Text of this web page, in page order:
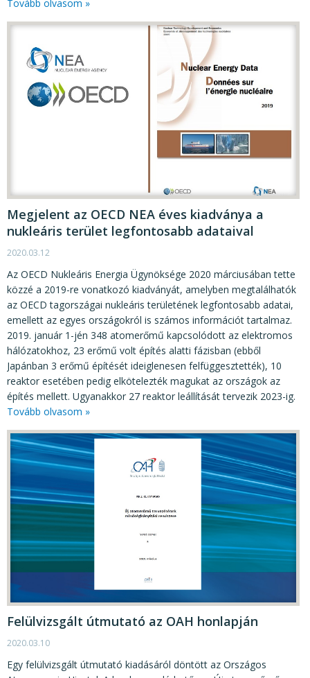
Tovább olvasom »
Megjelent az OECD NEA éves kiadványa a
nukleáris terület legfontosabb adataival
2020.03.12
Az OECD Nukleáris Energia Ügynöksége 2020 márciusában tette
közzé a 2019-re vonatkozó kiadványát, amelyben megtalálhatók
az OECD tagországai nukleáris területének legfontosabb adatai,
emellett az egyes országokról is számos információt tartalmaz.
2019. január 1-jén 348 atomerőmű kapcsolódott az elektromos
hálózatokhoz, 23 erőmű volt építés alatti fázisban (ebből
Japánban 3 erőmű építését ideiglenesen felfüggesztették), 10
reaktor esetében pedig elkötelezték magukat az országok az
építés mellett. Ugyanakkor 27 reaktor leállítását tervezik 2023-ig.
Tovább olvasom »
Felülvizsgált útmutató az OAH honlapján
2020.03.10
Egy felülvizsgált útmutató kiadásáról döntött az Országos